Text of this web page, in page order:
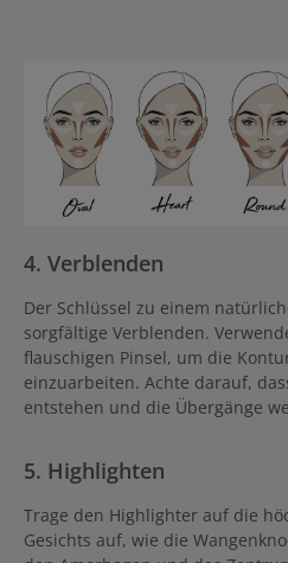
4. Verblenden
Der Schlüssel zu einem
sorgfältige Verblenden.
flauschigen Pinsel, um die
einzuarbeiten. Achte darauf,
entstehen und die Übergänge
5. Highlighten
Trage den Highlighter auf die
Gesichts auf, wie die